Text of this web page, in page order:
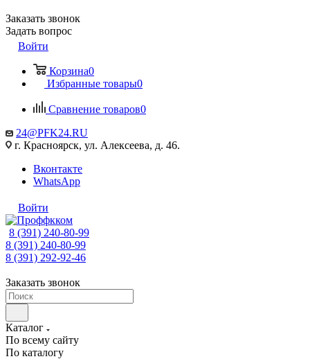
Заказать звонок
Задать вопрос
Войти
Корзина0
Избранные товары0
Сравнение товаров0
24@PFK24.RU
г. Красноярск, ул. Алексеева, д. 46.
Вконтакте
WhatsApp
Войти
8 (391) 240-80-99
8 (391) 240-80-99
8 (391) 292-92-46
Заказать звонок
Каталог
По всему сайту
По каталогу